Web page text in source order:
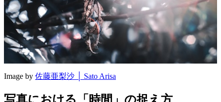
Image by 佐藤亜梨沙 │ Sato Arisa